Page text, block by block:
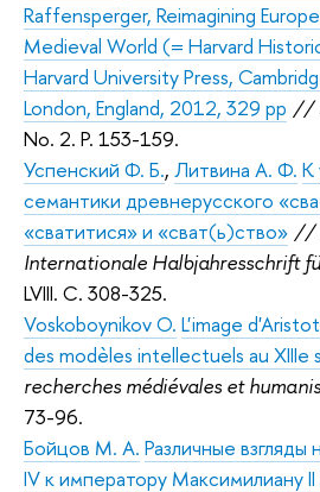
Raffensperger, Reimagining
Medieval World (= Harvard
Harvard University Press,
London, England, 2012, 329 pp //
No. 2. P. 153-159.
Успенский Ф. Б., Литвина А. Ф. К
семантики древнерусского
«сватитися» и «сват(ь)ство» //
Internationale Halbjahresschrift
LVIII. C. 308-325.
Voskoboynikov O. L'image
des modèles intellectuels au XIIIe
recherches médiévales et
73-96.
Бойцов М. А. Различные
IV к императору Максимилиану II